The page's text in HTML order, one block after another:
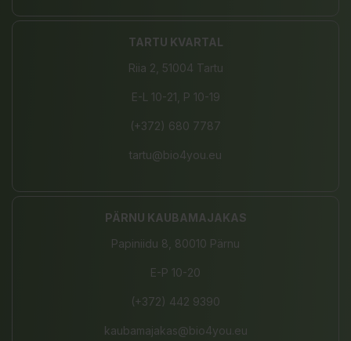
TARTU KVARTAL
Riia 2, 51004 Tartu
E-L 10-21, P 10-19
(+372) 680 7787
tartu@bio4you.eu
PÄRNU KAUBAMAJAKAS
Papiniidu 8, 80010 Pärnu
E-P 10-20
(+372) 442 9390
kaubamajakas@bio4you.eu